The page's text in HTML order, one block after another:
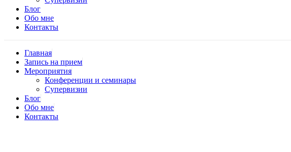
Блог
Обо мне
Контакты
Главная
Запись на прием
Мероприятия
Конференции и семинары
Супервизии
Блог
Обо мне
Контакты